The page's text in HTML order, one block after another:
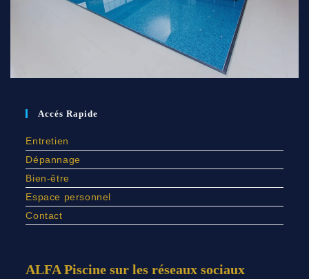
Accés Rapide
Entretien
Dépannage
Bien-être
Espace personnel
Contact
ALFA Piscine sur les réseaux sociaux